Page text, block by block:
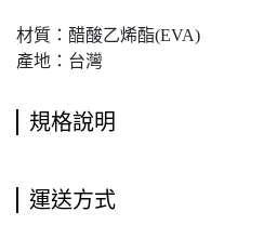
材質：醋酸乙烯酯(EVA)
產地：台灣
規格說明
運送方式